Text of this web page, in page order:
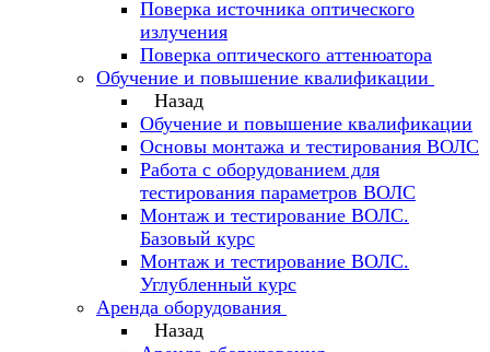
Поверка источника оптического
излучения
Поверка оптического аттенюатора
Обучение и повышение квалификации
Назад
Обучение и повышение квалификации
Основы монтажа и тестирования ВОЛС
Работа с оборудованием для
тестирования параметров ВОЛС
Монтаж и тестирование ВОЛС.
Базовый курс
Монтаж и тестирование ВОЛС.
Углубленный курс
Аренда оборудования
Назад